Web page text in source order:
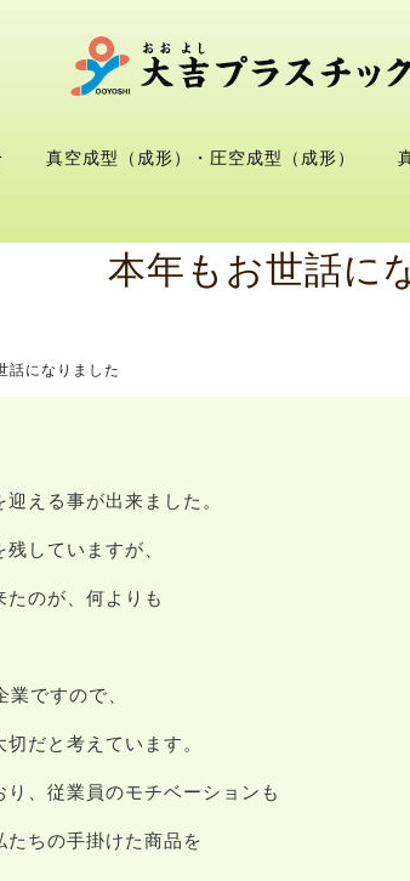
真空成型（成形）・圧空成型（成形）
本年もお世話に
話になりました
える事が出来ました。
していますが、
のが、何よりも
ですので、
だと考えています。
、従業員のモチベーションも
ちの手掛けた商品を